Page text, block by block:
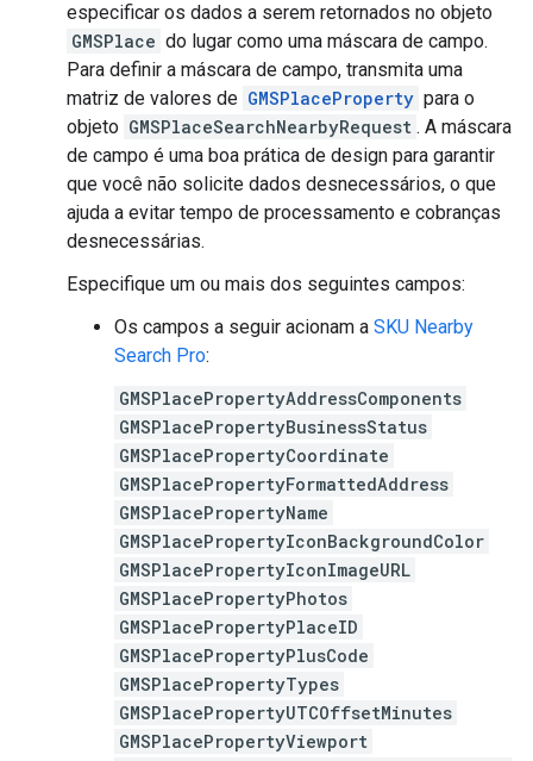
especificar os dados a serem retornados no objeto
GMSPlace do lugar como uma máscara de campo.
Para definir a máscara de campo, transmita uma
matriz de valores de GMSPlaceProperty para o
objeto GMSPlaceSearchNearbyRequest . A máscara
de campo é uma boa prática de design para garantir
que você não solicite dados desnecessários, o que
ajuda a evitar tempo de processamento e cobranças
desnecessárias.
Especifique um ou mais dos seguintes campos:
Os campos a seguir acionam a SKU Nearby
Search Pro:
GMSPlacePropertyAddressComponents
GMSPlacePropertyBusinessStatus
GMSPlacePropertyCoordinate
GMSPlacePropertyFormattedAddress
GMSPlacePropertyName
GMSPlacePropertyIconBackgroundColor
GMSPlacePropertyIconImageURL
GMSPlacePropertyPhotos
GMSPlacePropertyPlaceID
GMSPlacePropertyPlusCode
GMSPlacePropertyTypes
GMSPlacePropertyUTCOffsetMinutes
GMSPlacePropertyViewport